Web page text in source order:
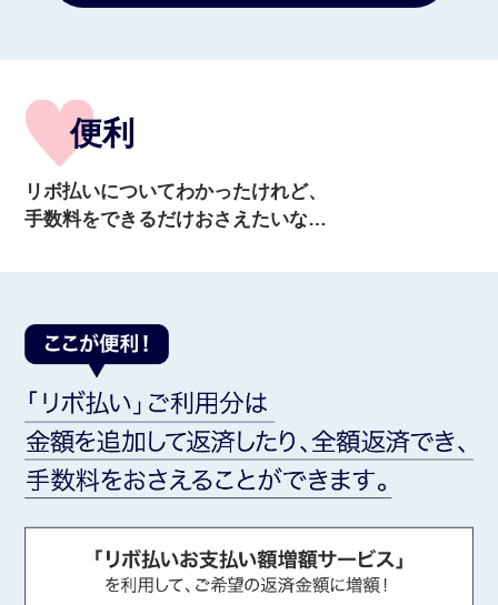
便利
リボ払いについてわかったけれど、
手数料をできるだけおさえたいな…